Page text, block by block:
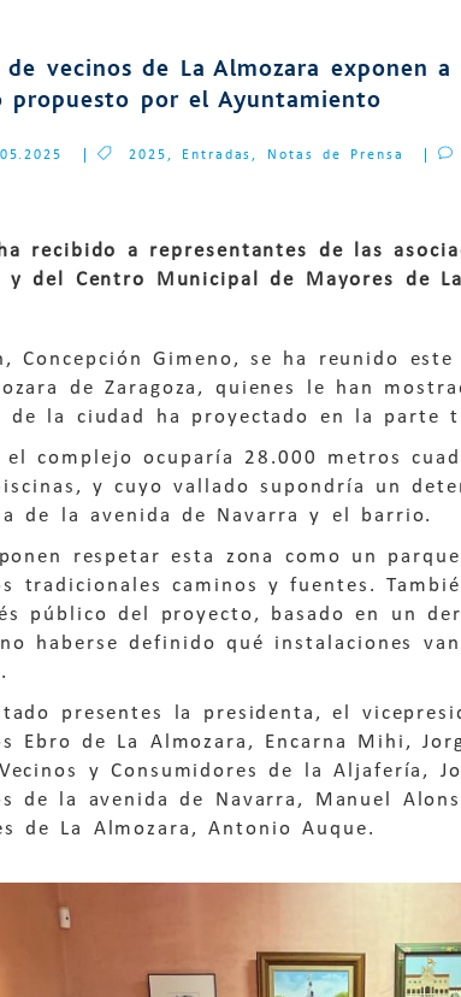
de vecinos de La Almozara exponen
propuesto por el Ayuntamiento
2025 , Entradas , Notas de Prensa
recibido a representantes de las
y del Centro Municipal de Mayores de
Concepción Gimeno, se ha reunido
de Zaragoza, quienes le han
de la ciudad ha proyectado en la parte
el complejo ocuparía 28.000 metros
y cuyo vallado supondría un
de la avenida de Navarra y el barrio.
respetar esta zona como un
tradicionales caminos y fuentes.
público del proyecto, basado en un
haberse definido qué instalaciones
presentes la presidenta, el
Ebro de La Almozara, Encarna Mihi,
y Consumidores de la Aljafería,
de la avenida de Navarra, Manuel
de La Almozara, Antonio Auque.